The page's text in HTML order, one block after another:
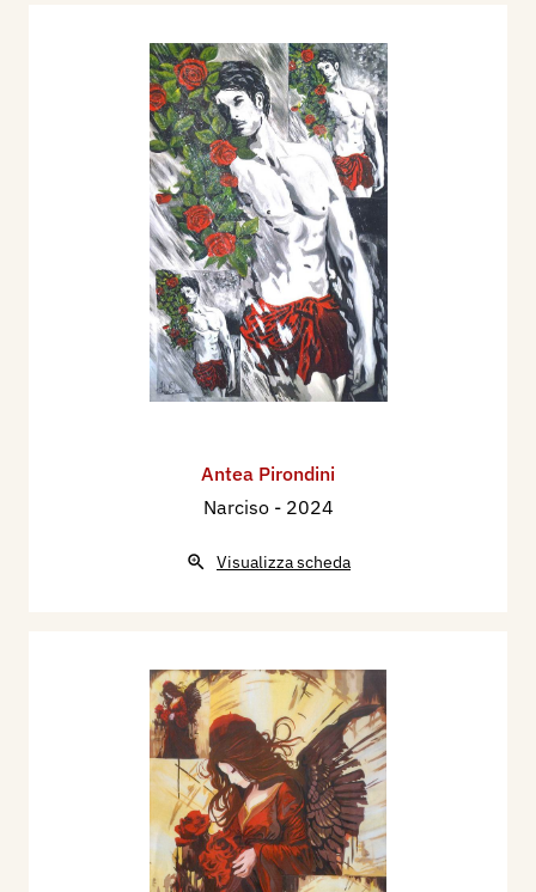
Antea Pirondini
Narciso - 2024
Visualizza scheda